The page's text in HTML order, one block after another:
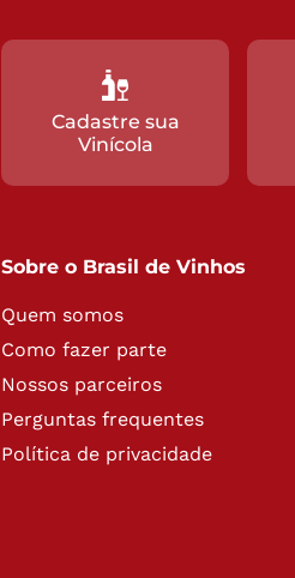
Cadastre sua
Vinícola
Sobre o Brasil de Vinhos
Quem somos
Como fazer parte
Nossos parceiros
Perguntas frequentes
Política de privacidade